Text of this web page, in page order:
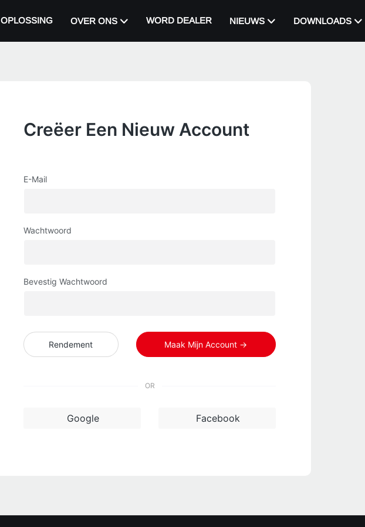
OPLOSSING OVER ONS WORD DEALER NIEUWS DOWNLOADS
Creëer Een Nieuw Account
E-Mail
Wachtwoord
Bevestig Wachtwoord
Rendement Maak Mijn Account →
OR
Google Facebook